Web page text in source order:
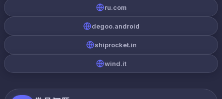
ru.com
degoo.android
shiprocket.in
wind.it